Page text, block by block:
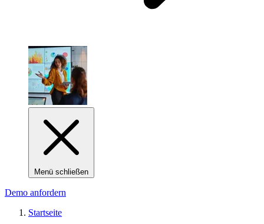
Menü schließen
Demo anfordern
Startseite